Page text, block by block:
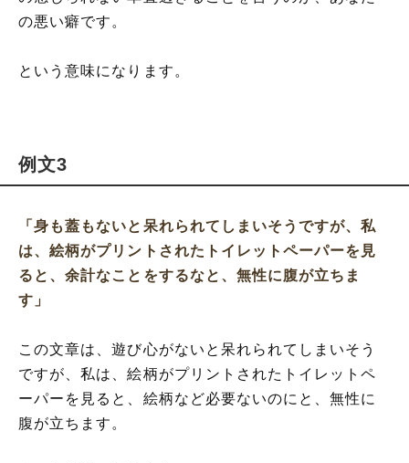
の悪い癖です。
という意味になります。
例文3
「身も蓋もないと呆れられてしまいそうですが、私
は、絵柄がプリントされたトイレットペーパーを見
ると、余計なことをするなと、無性に腹が立ちま
す」
この文章は、遊び心がないと呆れられてしまいそう
ですが、私は、絵柄がプリントされたトイレットペ
ーパーを見ると、絵柄など必要ないのにと、無性に
腹が立ちます。